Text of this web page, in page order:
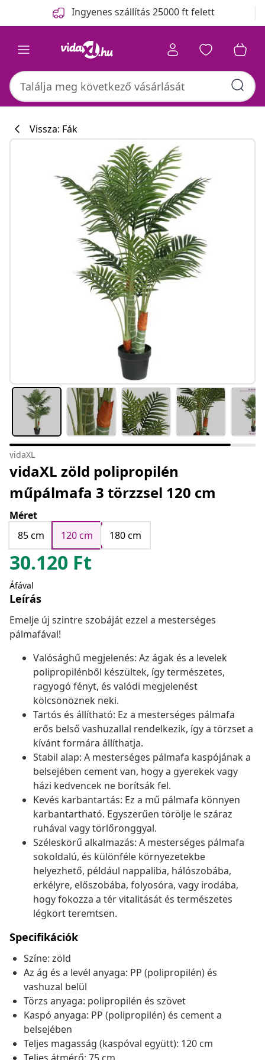
Ingyenes szállítás 25000 ft felett
Vissza: Fák
vidaXL
vidaXL zöld polipropilén
műpálmafa 3 törzzsel 120 cm
Méret
85 cm
120 cm 180 cm
30.120 Ft
Áfával
Leírás
Emelje új szintre szobáját ezzel a mesterséges
pálmafával!
Valósághű megjelenés: Az ágak és a levelek
polipropilénből készültek, így természetes,
ragyogó fényt, és valódi megjelenést
kölcsönöznek neki.
Tartós és állítható: Ez a mesterséges pálmafa
erős belső vashuzallal rendelkezik, így a törzset a
kívánt formára állíthatja.
Stabil alap: A mesterséges pálmafa kaspójának a
belsejében cement van, hogy a gyerekek vagy
házi kedvencek ne borítsák fel.
Kevés karbantartás: Ez a mű pálmafa könnyen
karbantartható. Egyszerűen törölje le száraz
ruhával vagy törlőronggyal.
Széleskörű alkalmazás: A mesterséges pálmafa
sokoldalú, és különféle környezetekbe
helyezhető, például nappaliba, hálószobába,
erkélyre, előszobába, folyosóra, vagy irodába,
hogy fokozza a tér vitalitását és természetes
légkört teremtsen.
Specifikációk
Színe: zöld
Az ág és a levél anyaga: PP (polipropilén) és
vashuzal belül
Törzs anyaga: polipropilén és szövet
Kaspó anyaga: PP (polipropilén) és cement a
belsejében
Teljes magasság (kaspóval együtt): 120 cm